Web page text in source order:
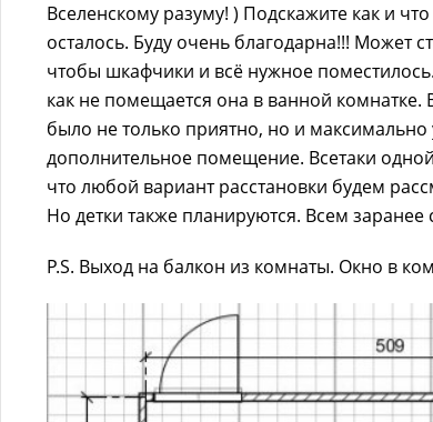
Вселенскому разуму! ) Подскажите как и
осталось. Буду очень благодарна!!! Может
чтобы шкафчики и всё нужное
как не помещается она в ванной
было не только приятно, но и
дополнительное помещение. Всетаки
что любой вариант расстановки будем
Но детки также планируются. Всем
P.S. Выход на балкон из комнаты. Окно в